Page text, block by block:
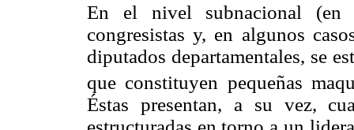
En el nivel subnacional (en
congresistas y, en algunos
diputados departamentales, se
que constituyen pequeñas
Éstas presentan, a su vez,